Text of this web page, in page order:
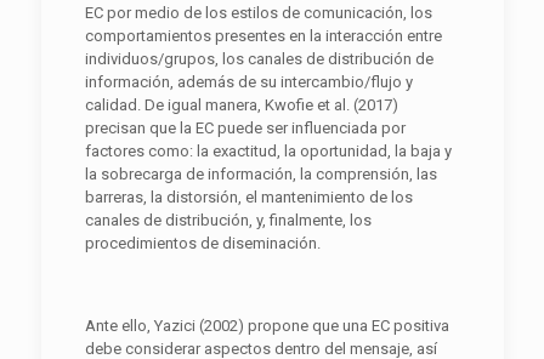
EC por medio de los estilos de comunicación, los
comportamientos presentes en la interacción entre
individuos/grupos, los canales de distribución de
información, además de su intercambio/flujo y
calidad. De igual manera, Kwofie et al. (2017)
precisan que la EC puede ser influenciada por
factores como: la exactitud, la oportunidad, la baja y
la sobrecarga de información, la comprensión, las
barreras, la distorsión, el mantenimiento de los
canales de distribución, y, finalmente, los
procedimientos de diseminación.
Ante ello, Yazici (2002) propone que una EC positiva
debe considerar aspectos dentro del mensaje, así